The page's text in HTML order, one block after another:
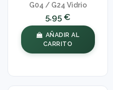
G04 / G24 Vidrio
5,95 €
AÑADIR AL
CARRITO